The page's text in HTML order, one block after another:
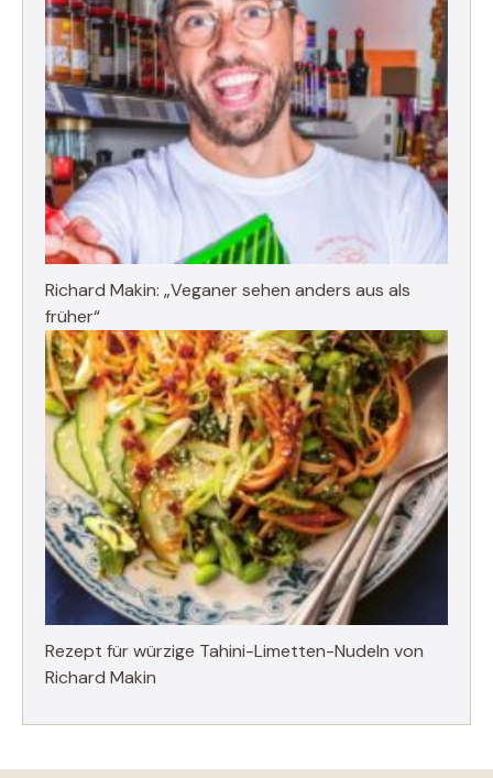
Richard Makin: „Veganer sehen anders aus als
früher“
Rezept für würzige Tahini-Limetten-Nudeln von
Richard Makin